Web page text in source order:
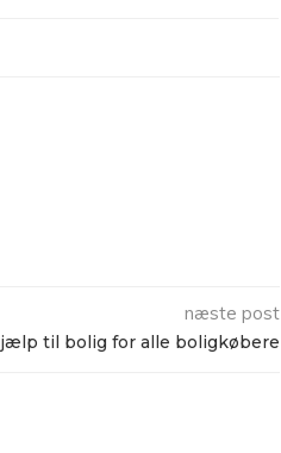
næste post
til bolig for alle boligkøbere